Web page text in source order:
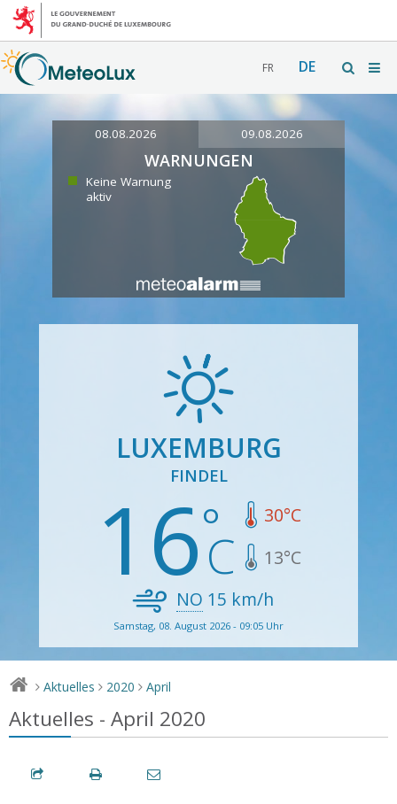
FR DE
08.08.2026 09.08.2026
WARNUNGEN
Keine Warnung
aktiv
LUXEMBURG
FINDEL
16 30°C
13°C
NO 15 km/h
Samstag, 08. August 2026 - 09:05 Uhr
> Aktuelles > 2020 > April
Aktuelles - April 2020